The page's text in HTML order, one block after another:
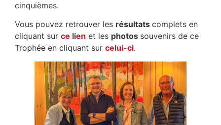
cinquièmes.
Vous pouvez retrouver les résultats complets en
cliquant sur ce lien et les photos souvenirs de ce
Trophée en cliquant sur celui-ci.